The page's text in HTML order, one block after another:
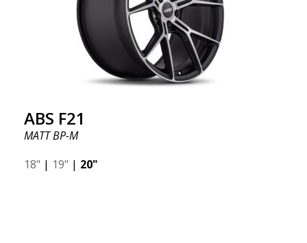
ABS F21
MATT BP-M
18" | 19" | 20"